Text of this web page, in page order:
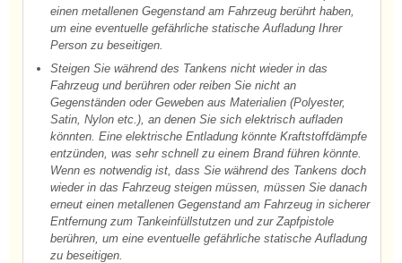
einen metallenen Gegenstand am Fahrzeug berührt haben,
um eine eventuelle gefährliche statische Aufladung Ihrer
Person zu beseitigen.
Steigen Sie während des Tankens nicht wieder in das
Fahrzeug und berühren oder reiben Sie nicht an
Gegenständen oder Geweben aus Materialien (Polyester,
Satin, Nylon etc.), an denen Sie sich elektrisch aufladen
könnten. Eine elektrische Entladung könnte Kraftstoffdämpfe
entzünden, was sehr schnell zu einem Brand führen könnte.
Wenn es notwendig ist, dass Sie während des Tankens doch
wieder in das Fahrzeug steigen müssen, müssen Sie danach
erneut einen metallenen Gegenstand am Fahrzeug in sicherer
Entfernung zum Tankeinfüllstutzen und zur Zapfpistole
berühren, um eine eventuelle gefährliche statische Aufladung
zu beseitigen.